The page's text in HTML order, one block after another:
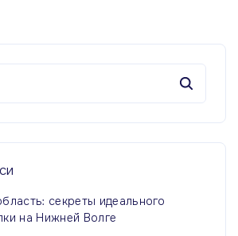
т
и
секреты идеального
на Нижней Волге